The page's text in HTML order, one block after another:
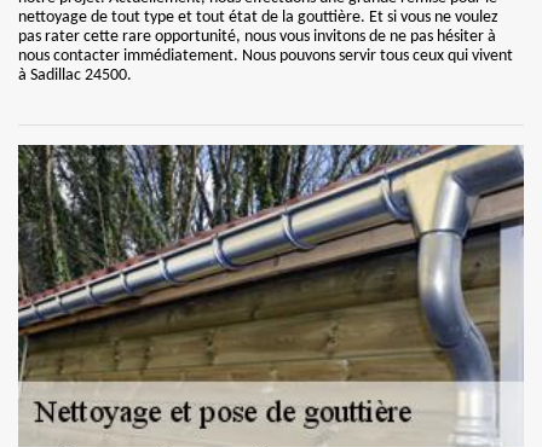
nettoyage de tout type et tout état de la gouttière. Et si vous ne voulez
pas rater cette rare opportunité, nous vous invitons de ne pas hésiter à
nous contacter immédiatement. Nous pouvons servir tous ceux qui vivent
à Sadillac 24500.